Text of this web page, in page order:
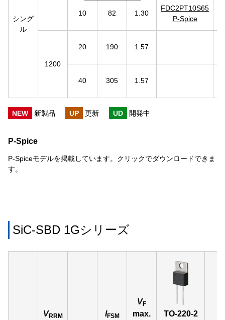
シング
ル
10 82 1.30
FDC2PT10S65
P-Spice
1200
20 190 1.57
40 305 1.57
NEW 新製品 UP 更新 UD 開発中
P-Spice
P-Spiceモデルを掲載しています。クリックでダウンロードできま
す。
SiC-SBD 1Gシリーズ
VRRM IFSM
VF
max.
TO-220-2